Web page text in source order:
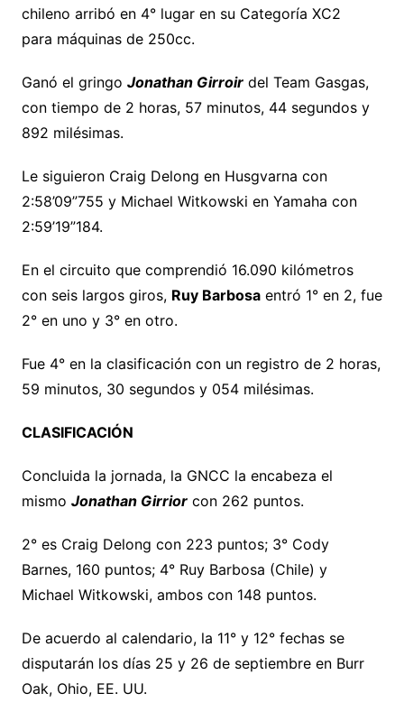
chileno arribó en 4° lugar en su Categoría XC2
para máquinas de 250cc.
Ganó el gringo Jonathan Girroirdel Team Gasgas,
con tiempo de 2 horas, 57 minutos, 44 segundos y
892 milésimas.
Le siguieron Craig Delong en Husgvarna con
2:58’09”755 y Michael Witkowski en Yamaha con
2:59’19”184.
En el circuito que comprendió 16.090 kilómetros
con seis largos giros, Ruy Barbosaentró 1° en 2, fue
2° en uno y 3° en otro.
Fue 4° en la clasificación con un registro de 2 horas,
59 minutos, 30 segundos y 054 milésimas.
CLASIFICACIÓN
Concluida la jornada, la GNCC la encabeza el
mismo Jonathan Girriorcon 262 puntos.
2° es Craig Delong con 223 puntos; 3° Cody
Barnes, 160 puntos; 4° Ruy Barbosa (Chile) y
Michael Witkowski, ambos con 148 puntos.
De acuerdo al calendario, la 11° y 12° fechas se
disputarán los días 25 y 26 de septiembre en Burr
Oak, Ohio, EE. UU.